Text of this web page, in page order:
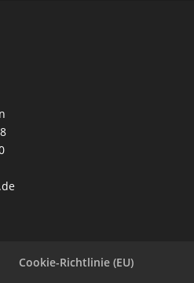
Cookie-Richtlinie (EU)